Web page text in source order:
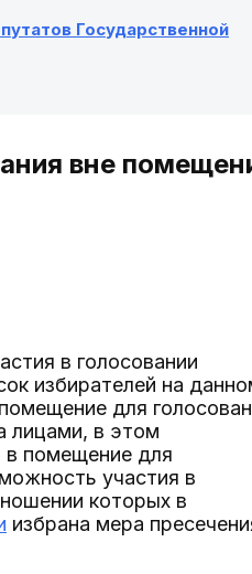
Государственной
вне
в голосовании
избирателей на
для
лицами, в этом
помещение для
участия в
которых в
избрана мера